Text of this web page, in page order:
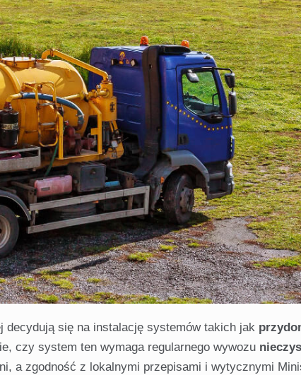
decydują się na instalację systemów takich jak
czy system ten wymaga regularnego wywozu
a zgodność z lokalnymi przepisami i wytycznymi